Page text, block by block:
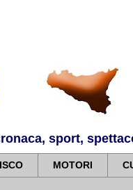
sport,
MOTORI